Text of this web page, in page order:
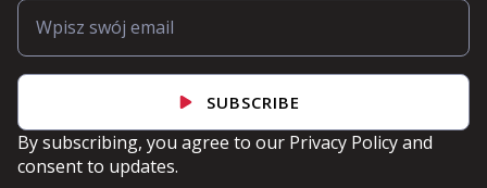
SUBSCRIBE
By subscribing, you agree to our Privacy Policyand
consent to updates.